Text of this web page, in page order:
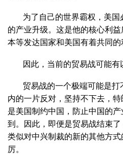
为了自己的世界霸权，美
的产业升级。这是他的核心利
本等发达国家和美国有着共同的
因此，当前的贸易战可能有
贸易战的一个极端可能是
内的一片反对，坚持不下去，
是美国制约中国，防止中国的
到。因此，即便是贸易战结束了
类似对中兴制裁的新的其他方
厉。